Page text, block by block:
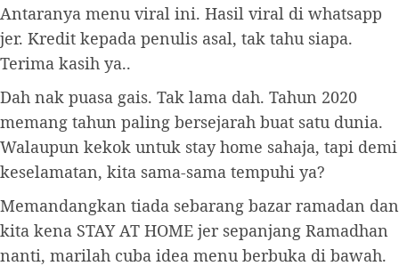
Antaranya menu viral ini. Hasil viral di whatsapp
jer. Kredit kepada penulis asal, tak tahu siapa.
Terima kasih ya..
Dah nak puasa gais. Tak lama dah. Tahun 2020
memang tahun paling bersejarah buat satu dunia.
Walaupun kekok untuk stay home sahaja, tapi demi
keselamatan, kita sama-sama tempuhi ya?
Memandangkan tiada sebarang bazar ramadan dan
kita kena STAY AT HOME jer sepanjang Ramadhan
nanti, marilah cuba idea menu berbuka di bawah.